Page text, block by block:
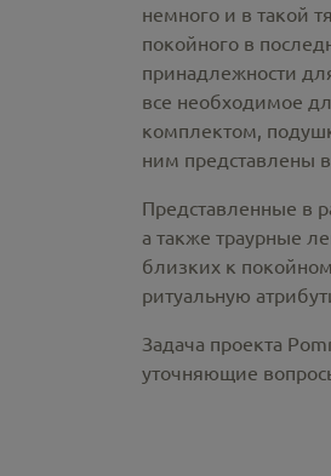
немного и в такой
покойного в
принадлежности
все необходимое
комплектом,
ним представлены
Представленные в
а также траурные
близких к
ритуальную
Задача проекта
уточняющие